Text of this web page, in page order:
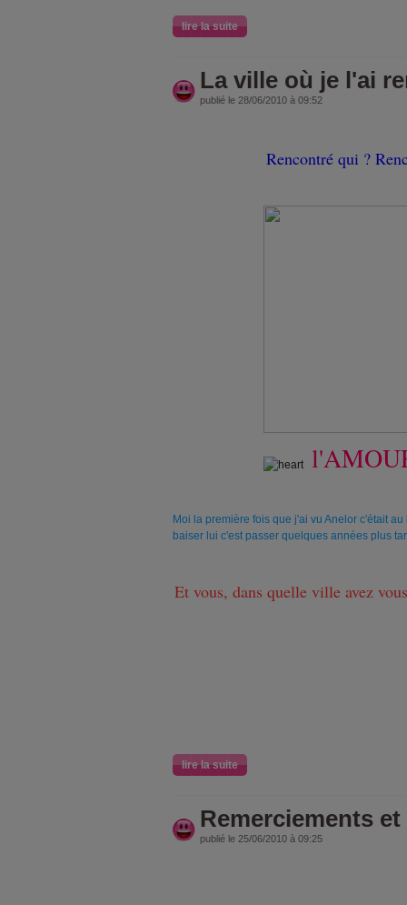
lire la suite
La ville où je l'ai
publié le 28/06/2010 à 09:52
Rencontré qui ?
Moi la première fois que j'ai vu Anelor c'était
baiser lui c'est passer quelques années plus
Et vous, dans quelle ville avez
lire la suite
Remerciements
publié le 25/06/2010 à 09:25